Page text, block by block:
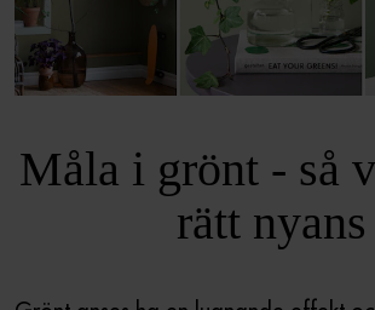
Måla i grönt - så
rätt nyans